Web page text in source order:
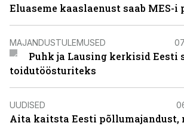
Eluaseme kaaslaenust saab MES-i
MAJANDUSTULEMUSED
Puhk ja Lausing kerkisid Eesti
toidutöösturiteks
UUDISED
Aita kaitsta Eesti põllumajandust,